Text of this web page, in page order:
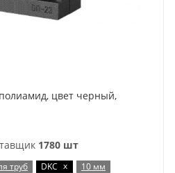
цвет черный,
1780 шт
труб DKC x
10 мм